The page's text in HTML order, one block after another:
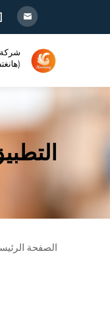
[email protected]
شركة
الصفحة